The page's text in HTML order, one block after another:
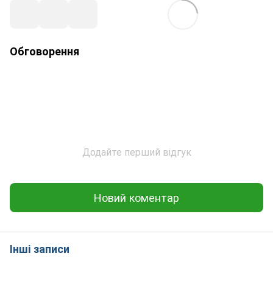
Обговорення
Додайте перший відгук
Новий коментар
Інші записи